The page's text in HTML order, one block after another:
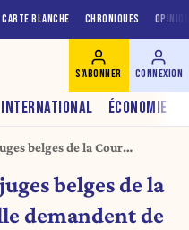
CARTE BLANCHE CHRONIQUES
INTERNATIONAL ÉCONOMIE
S'ABONNER CONNEXION
belges de la Cour
juges de l’UE
belges de la
demandent de